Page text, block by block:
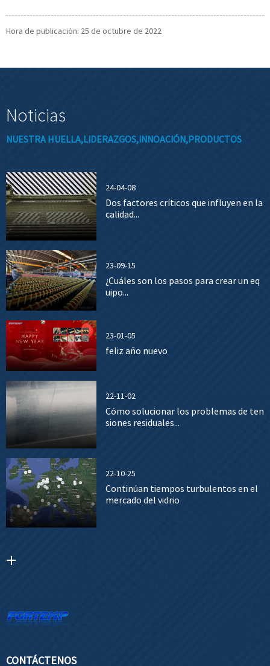
Hora de publicación: 25 de octubre de 2022
Noticias
NUESTRA HUELLA,LIDERAZGOS,INNOACIÓN,PRODUCTOS
24-04-08
Dos factores críticos que influyen en la
calidad...
23-09-15
¿Cuáles son los pasos para crear un eq
uipo...
23-01-05
feliz año nuevo
22-11-02
Cómo solucionar los problemas de ten
siones residuales...
22-10-25
Continúan tiempos turbulentos en el
mercado del vidrio
CONTÁCTENOS